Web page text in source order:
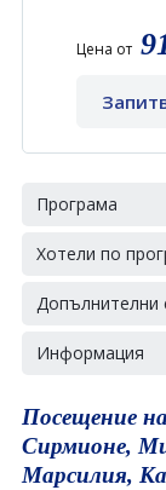
Цена от
Програма
Хотели по
Допълнителни
Информация
Посещение
Сирмионе,
Марсилия,